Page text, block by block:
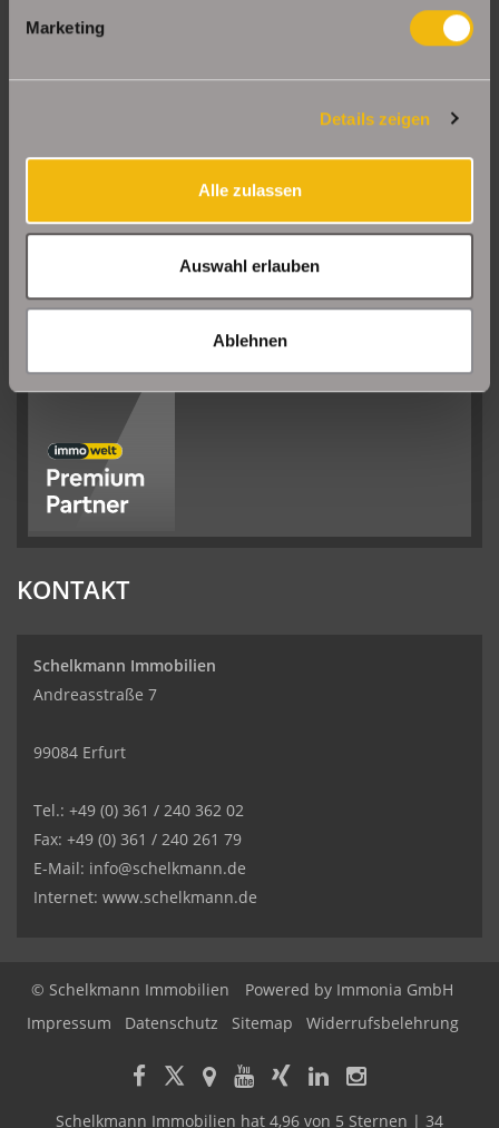
Marketing
Details zeigen
Alle zulassen
Auswahl erlauben
Ablehnen
Immobilienhat
4.61von5Sternen
Bewertungen
KONTAKT
Schelkmann Immobilien
Andreasstraße 7
99084 Erfurt
Tel.: +49 (0) 361 / 240 362 02
Fax: +49 (0) 361 / 240 261 79
E-Mail: info@schelkmann.de
Internet: www.schelkmann.de
© Schelkmann Immobilien Powered by Immonia GmbH
Impressum
Datenschutz Sitemap Widerrufsbelehrung
Schelkmann Immobilien hat 4,96 von 5 Sternen | 34